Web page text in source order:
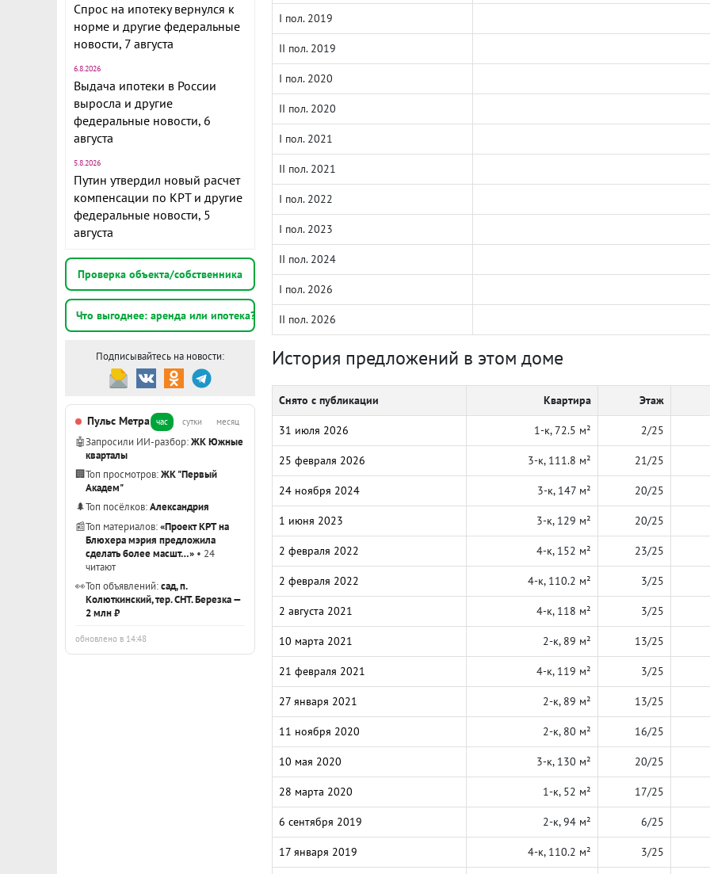
Спрос на ипотеку вернулся к
норме и другие федеральные
новости, 7 августа
6.8.2026
Выдача ипотеки в России
выросла и другие
федеральные новости, 6
августа
5.8.2026
Путин утвердил новый расчет
компенсации по КРТ и другие
федеральные новости, 5
августа
Проверка объекта/собственника
Что выгоднее: аренда или ипотека?
Подписывайтесь на новости:
Пульс Метра час сутки месяц
🤖Запросили ИИ-разбор:ЖК Южные
кварталы
🏢Топ просмотров:ЖК "Первый
Академ"
🌲Топ посёлков:Александрия
📰Топ материалов:«Проект КРТ на
Блюхера мэрия предложила
сделать более масшт…» • 24
читают
👀Топ объявлений:сад, п.
Колюткинский, тер. СНТ. Березка —
2 млн ₽
обновлено в 14:48
I пол. 2019
II пол. 2019
I пол. 2020
II пол. 2020
I пол. 2021
II пол. 2021
I пол. 2022
I пол. 2023
II пол. 2024
I пол. 2026
II пол. 2026
История предложений в этом доме
Снято с публикации Квартира Этаж
31 июля 2026 1-к, 72.5 м² 2/25
25 февраля 2026 3-к, 111.8 м² 21/25
24 ноября 2024 3-к, 147 м² 20/25
1 июня 2023 3-к, 129 м² 20/25
2 февраля 2022 4-к, 152 м² 23/25
2 февраля 2022 4-к, 110.2 м² 3/25
2 августа 2021 4-к, 118 м² 3/25
10 марта 2021 2-к, 89 м² 13/25
21 февраля 2021 4-к, 119 м² 3/25
27 января 2021 2-к, 89 м² 13/25
11 ноября 2020 2-к, 80 м² 16/25
10 мая 2020 3-к, 130 м² 20/25
28 марта 2020 1-к, 52 м² 17/25
6 сентября 2019 2-к, 94 м² 6/25
17 января 2019 4-к, 110.2 м² 3/25